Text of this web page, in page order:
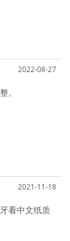
2022-08-27
。
2021-11-18
看中文纸质